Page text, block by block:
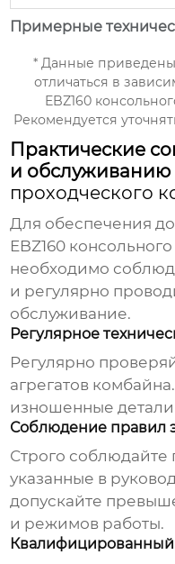
Примерные
* Данные приведены
отличаться в
EBZ160
Рекомендуется
Практические
и обслуживанию
проходческого
Для обеспечения
EBZ160
необходимо
и регулярно
обслуживание.
Регулярное
Регулярно
агрегатов
изношенные
Соблюдение правил
Строго соблюдайте
указанные в
допускайте
и режимов работы.